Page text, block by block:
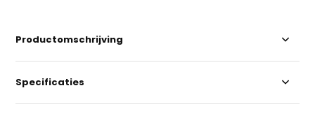
Productomschrijving
Specificaties